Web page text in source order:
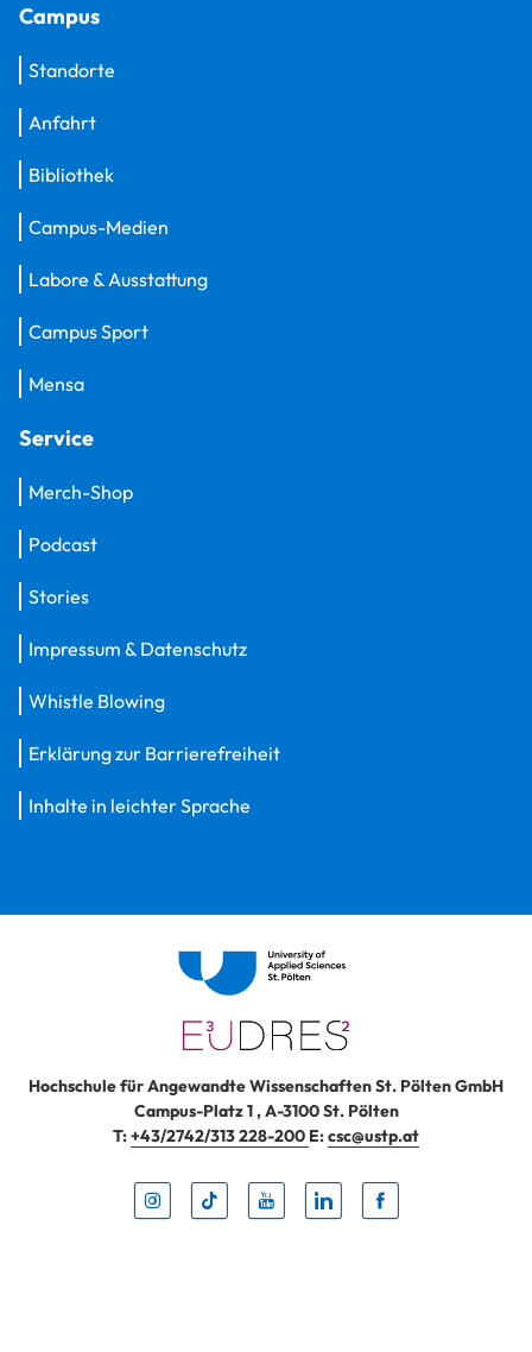
Campus
Standorte
Anfahrt
Bibliothek
Campus-Medien
Labore & Ausstattung
Campus Sport
Mensa
Service
Merch-Shop
Podcast
Stories
Impressum & Datenschutz
Whistle Blowing
Erklärung zur Barrierefreiheit
Inhalte in leichter Sprache
Hochschule für Angewandte Wissenschaften St. Pölten GmbH
Campus-Platz 1,A-3100St. Pölten
T:+43/2742/313 228-200 E:csc@ustp.at